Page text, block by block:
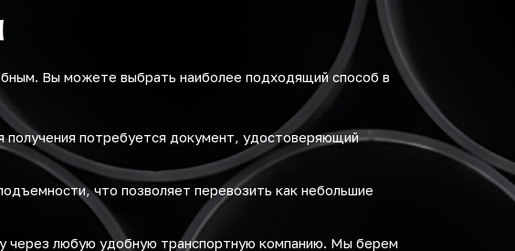
Вы можете выбрать наиболее подходящий способ в
потребуется документ, удостоверяющий
что позволяет перевозить как небольшие
через любую удобную транспортную компанию. Мы берем